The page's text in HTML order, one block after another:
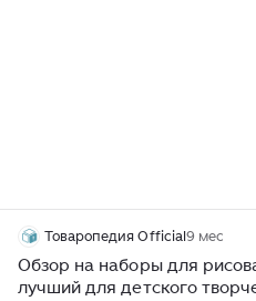
Товаропедия Official9 мес
Обзор на наборы для
лучший для детского